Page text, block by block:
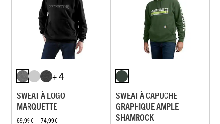
+ 4
SWEAT À LOGO
MARQUETTE
69,99 € — 74,99 €
SWEAT À CAPUCHE
GRAPHIQUE AMPLE
SHAMROCK